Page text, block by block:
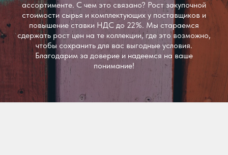
ассортименте. С чем это связано? Рост закупочной
стоимости сырья и комплектующих у поставщиков и
повышение ставки НДС до 22%. Мы стараемся
сдержать рост цен на те коллекции, где это возможно,
чтобы сохранить для вас выгодные условия.
Благодарим за доверие и надеемся на ваше
понимание!